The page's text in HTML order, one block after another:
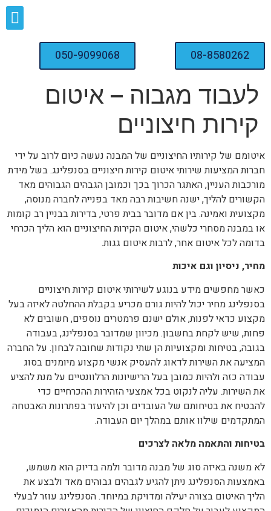
08-8580262
050-9099068
לעבוד מגבוה – איטום
קירות חיצוניים
איטומם של קירותיו החיצוניים של המבנה נעשה כיום לרוב על ידי
חברות המציעות שירותי איטום קירות חיצוניים בסנפלינג. בשל מידת
מורכבות העניין, האתגר הכרוך בכך וכמובן הגבהים הגבוהים מאד
הקשורים להליך, ישנה חשיבות רבה מאד בפנייה לחברה מנוסה,
מקצועית ואמינה. בין אם מדובר בבית פרטי, בדירות בבניין רב קומות
או במבנה מסחרי כלשהי, איטום הקירות החיצוניים הוא הליך הכרחי
בדומה לכל איטום אחר, לרבות איטום גגות.
מחיר, ניסיון וגם איכות
כאשר מחפשים מידע בנוגע לשירותי איטום קירות חיצוניים
בסנפלינג מחיר יכול להיות גורם מכריע בקבלת ההחלטה לאיזה בעל
מקצוע כדאי לפנות, אולם ישנם פרמטרים נוספים, חשובים לא
פחות, שיש לקחת בחשבון. מכיוון שמדובר בסנפלינג, בעבודה
בגובה, בטיחות ומקצועיות הן שתי נקודות שחובה לבחון. על החברה
המציעה את השירות לדאוג להעסיק אנשי מקצוע מיומנים בסוג
עבודה כזה ולהיות כמובן בעל הרישיונות הרלוונטיים על מנת להציע
את השירות. עליה לנקוט בכל אמצעי הזהירות ההכרחיים כדי
להבטיח את בטיחותם של העובדים וכן להיעזר בפתרונות האבטחה
המתקדמים שילוו אותם במהלך יום העבודה.
בטיחות והתאמה מלאה לצרכים
לא משנה באיזה סוג של מבנה מדובר ולמה בדיוק הוא משמש,
באמצעות הסנפלינג ניתן להגיע לגבהים גבוהים מאד ולבצע את
הליך האיטום בצורה יעילה ומדויקת במיוחד. הסנפלינג עוזר לבעלי